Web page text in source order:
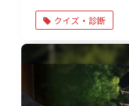
クイズ・診断